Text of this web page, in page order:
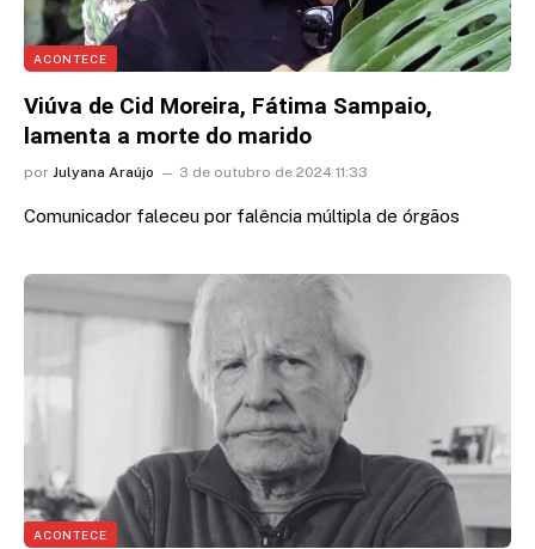
ACONTECE
Viúva de Cid Moreira, Fátima Sampaio,
lamenta a morte do marido
por Julyana Araújo 3 de outubro de 2024 11:33
Comunicador faleceu por falência múltipla de órgãos
ACONTECE